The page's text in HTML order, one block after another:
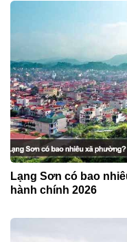
Lạng Sơn có bao
hành chính 2026